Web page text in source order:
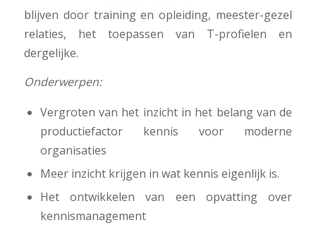
blijven door training en opleiding, meester-gezel
relaties, het toepassen van T-profielen en
dergelijke.
Onderwerpen:
Vergroten van het inzicht in het belang van de
productiefactor kennis voor moderne
organisaties
Meer inzicht krijgen in wat kennis eigenlijk is.
Het ontwikkelen van een opvatting over
kennismanagement